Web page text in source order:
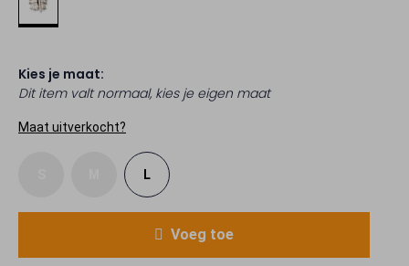
Kies je maat:
Dit item valt normaal, kies je eigen maat
Maat uitverkocht?
L
Voeg toe